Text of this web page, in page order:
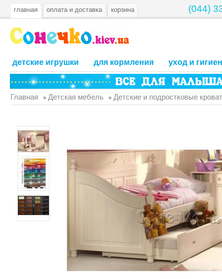
(044)
главная оплата и доставка корзина
детские игрушки для кормления уход и
Главная » Детская мебель » Детские и подростковые